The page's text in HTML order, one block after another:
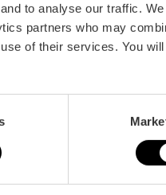
to analyse our traffic.
partners who may
of their services. You
y lapolítica de
es el responsable de la
para este tratamiento reside
a terceros. Le
así como otros